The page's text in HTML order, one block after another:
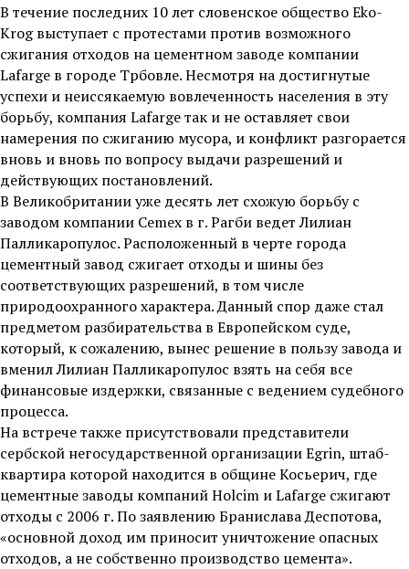
В течение последних 10 лет словенское общество Eko-
Krog выступает с протестами против возможного
сжигания отходов на цементном заводе компании
Lafarge в городе Трбовле. Несмотря на достигнутые
успехи и неиссякаемую вовлеченность населения в эту
борьбу, компания Lafarge так и не оставляет свои
намерения по сжиганию мусора, и конфликт разгорается
вновь и вновь по вопросу выдачи разрешений и
действующих постановлений.
В Великобритании уже десять лет схожую борьбу с
заводом компании Cemex в г. Рагби ведет Лилиан
Палликаропулос. Расположенный в черте города
цементный завод сжигает отходы и шины без
соответствующих разрешений, в том числе
природоохранного характера. Данный спор даже стал
предметом разбирательства в Европейском суде,
который, к сожалению, вынес решение в пользу завода и
вменил Лилиан Палликаропулос взять на себя все
финансовые издержки, связанные с ведением судебного
процесса.
На встрече также присутствовали представители
сербской негосударственной организации Egrin, штаб-
квартира которой находится в общине Косьерич, где
цементные заводы компаний Holcim и Lafarge сжигают
отходы с 2006 г. По заявлению Бранислава Деспотова,
«основной доход им приносит уничтожение опасных
отходов, а не собственно производство цемента».